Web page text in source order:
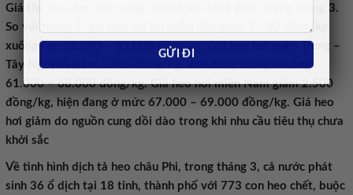
Giá thu mua heo hơi trong nước biến động giảm trong tháng 3.
So với tháng 2, giá heo hơi tại miền Bắc giảm 7.500 đồng/kg
xuống còn 62.000 – 63.000 đồng/kg. Giá heo hơi miền Trung –
Tây Nguyên giảm 5.900 đồng/kg, dao động trong khoảng
61.000 – 68.000 đồng/kg. Giá heo hơi miền Nam giảm 2.500
đồng/kg, hiện đang ở mức 67.000 – 69.000 đồng/kg. Giá heo
hơi giảm do nguồn cung dồi dào trong khi nhu cầu tiêu thụ chưa
khởi sắc
Về tình hình dịch tả heo châu Phi, trong tháng 3, cả nước phát
sinh 36 ổ dịch tại 18 tỉnh, thành phố với 773 con heo chết, buộc